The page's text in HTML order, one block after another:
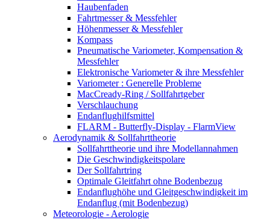
Haubenfaden
Fahrtmesser & Messfehler
Höhenmesser & Messfehler
Kompass
Pneumatische Variometer, Kompensation &
Messfehler
Elektronische Variometer & ihre Messfehler
Variometer : Generelle Probleme
MacCready-Ring / Sollfahrtgeber
Verschlauchung
Endanflughilfsmittel
FLARM - Butterfly-Display - FlarmView
Aerodynamik & Sollfahrttheorie
Sollfahrttheorie und ihre Modellannahmen
Die Geschwindigkeitspolare
Der Sollfahrtring
Optimale Gleitfahrt ohne Bodenbezug
Endanflughöhe und Gleitgeschwindigkeit im
Endanflug (mit Bodenbezug)
Meteorologie - Aerologie